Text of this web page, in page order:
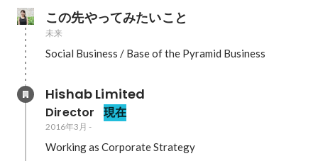
この先やってみたいこと
未来
Social Business / Base of the Pyramid Business
Hishab Limited
Director 現在
2016年3月 -
Working as Corporate Strategy